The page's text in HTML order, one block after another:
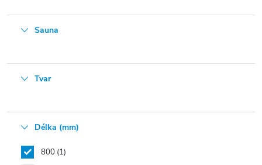
Sauna
Tvar
Délka (mm)
800 1